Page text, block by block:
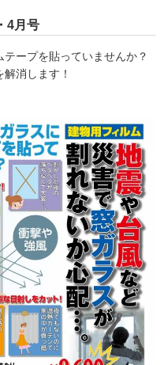
4月号
ープを貼っていませんか？
消します！